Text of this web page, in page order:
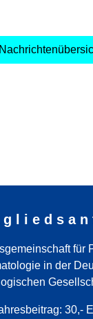
g l i e d s a n
für
in der
30,-